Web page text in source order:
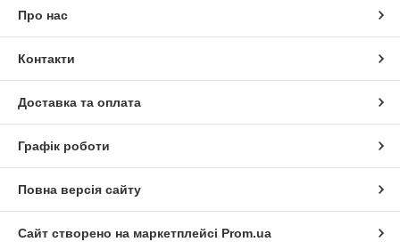
Про нас
Контакти
Доставка та оплата
Графік роботи
Повна версія сайту
Сайт створено на маркетплейсі Prom.ua